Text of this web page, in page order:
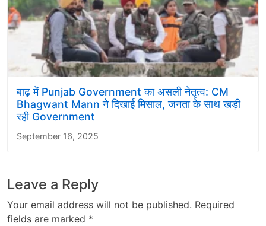
बाढ़ में Punjab Government का असली नेतृत्व: CM
Bhagwant Mann ने दिखाई मिसाल, जनता के साथ खड़ी
रही Government
September 16, 2025
Leave a Reply
Your email address will not be published. Required
fields are marked *